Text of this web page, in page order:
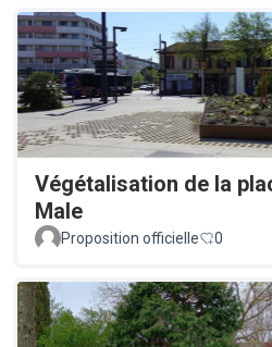
Végétalisation de la
Male
Proposition officielle 0